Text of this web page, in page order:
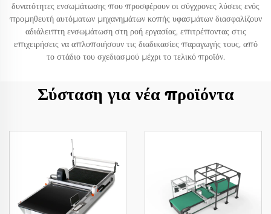
δυνατότητες ενσωμάτωσης που προσφέρουν οι σύγχρονες λύσεις ενός
προμηθευτή αυτόματων μηχανημάτων κοπής υφασμάτων διασφαλίζουν
αδιάλειπτη ενσωμάτωση στη ροή εργασίας, επιτρέποντας στις
επιχειρήσεις να απλοποιήσουν τις διαδικασίες παραγωγής τους, από
το στάδιο του σχεδιασμού μέχρι το τελικό προϊόν.
Σύσταση για νέα προϊόντα